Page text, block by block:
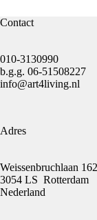
Contact
010-3130990
b.g.g. 06-51508227
info@art4living.nl
Adres
Weissenbruchlaan 162
3054 LS Rotterdam
Nederland